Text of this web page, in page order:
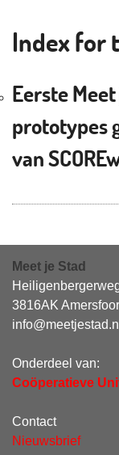
Index for
Eerste
prototypes
van
Meet je Stad
3816AK
Onderdeel van:
Coöperatieve
Contact
Nieuwsbrief